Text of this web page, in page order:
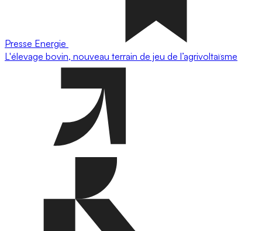
Presse Energie
L'élevage bovin, nouveau terrain de jeu de l’agrivoltaïsme